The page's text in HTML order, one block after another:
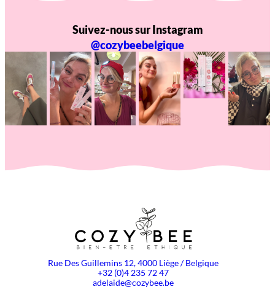
Suivez-nous sur Instagram
@cozybeebelgique
Rue Des Guillemins 12, 4000 Liège / Belgique
+32 (0)4 235 72 47
adelaide@cozybee.be